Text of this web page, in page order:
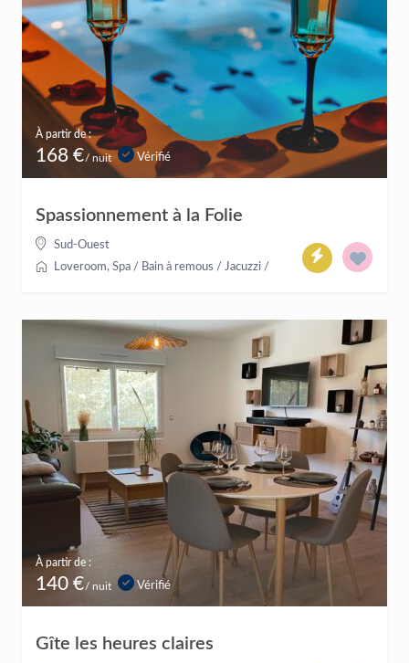
À partir de :
168 €/ nuit Vérifié
Spassionnement à la Folie
Sud-Ouest
Loveroom, Spa / Bain à remous / Jacuzzi /
À partir de :
140 €/ nuit Vérifié
Gîte les heures claires